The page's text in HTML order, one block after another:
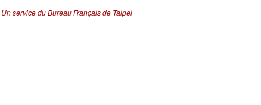
Un service du Bureau Français de Taipei